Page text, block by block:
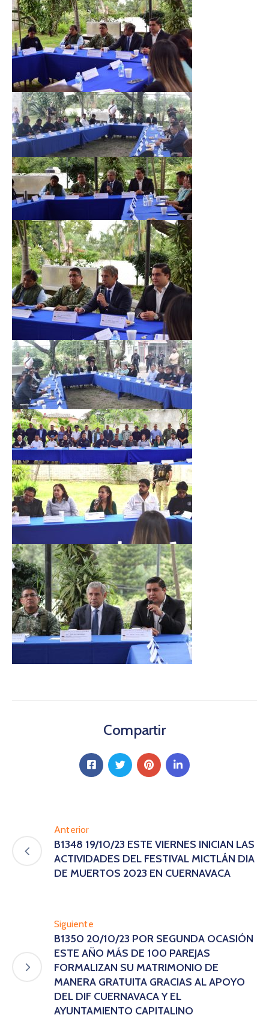
Compartir
Anterior
B1348 19/10/23 ESTE VIERNES INICIAN LAS
ACTIVIDADES DEL FESTIVAL MICTLÁN DIA
DE MUERTOS 2023 EN CUERNAVACA
Siguiente
B1350 20/10/23 POR SEGUNDA OCASIÓN
ESTE AÑO MÁS DE 100 PAREJAS
FORMALIZAN SU MATRIMONIO DE
MANERA GRATUITA GRACIAS AL APOYO
DEL DIF CUERNAVACA Y EL
AYUNTAMIENTO CAPITALINO